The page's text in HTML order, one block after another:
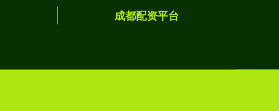
成都配资平台